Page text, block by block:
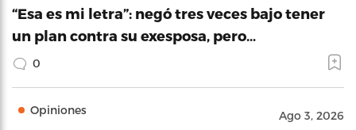
“Esa es mi letra”: negó tres veces bajo tener
un plan contra su exesposa, pero…
0
Opiniones Ago 3, 2026